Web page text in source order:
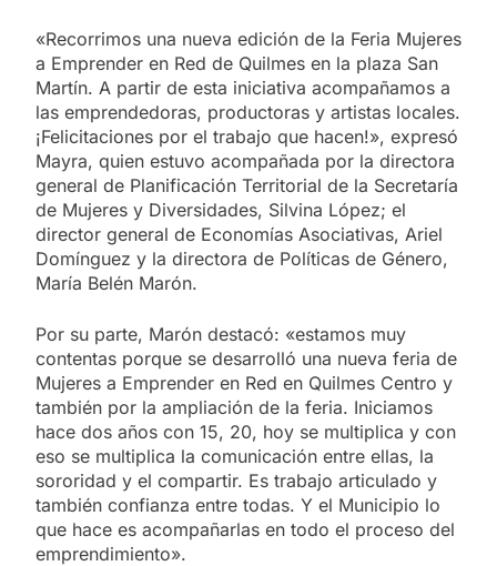
«Recorrimos una nueva edición de la Feria Mujeres
a Emprender en Red de Quilmes en la plaza San
Martín. A partir de esta iniciativa acompañamos a
las emprendedoras, productoras y artistas locales.
¡Felicitaciones por el trabajo que hacen!», expresó
Mayra, quien estuvo acompañada por la directora
general de Planificación Territorial de la Secretaría
de Mujeres y Diversidades, Silvina López; el
director general de Economías Asociativas, Ariel
Domínguez y la directora de Políticas de Género,
María Belén Marón.
Por su parte, Marón destacó: «estamos muy
contentas porque se desarrolló una nueva feria de
Mujeres a Emprender en Red en Quilmes Centro y
también por la ampliación de la feria. Iniciamos
hace dos años con 15, 20, hoy se multiplica y con
eso se multiplica la comunicación entre ellas, la
sororidad y el compartir. Es trabajo articulado y
también confianza entre todas. Y el Municipio lo
que hace es acompañarlas en todo el proceso del
emprendimiento».